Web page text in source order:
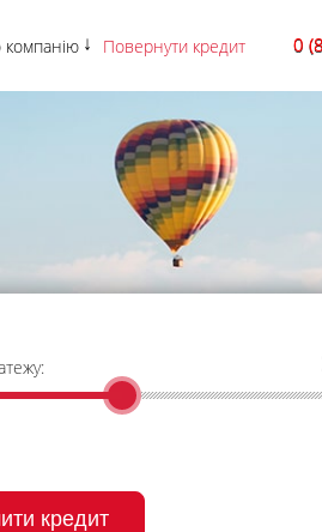
Повернути кредит 0
0
кредит